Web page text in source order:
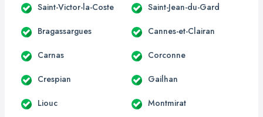
Saint-Victor-la-Coste Saint-Jean-du-Gard
Bragassargues Cannes-et-Clairan
Carnas Corconne
Crespian Gailhan
Liouc Montmirat